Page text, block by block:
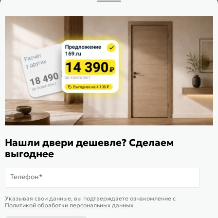
В корзину-30 024 ₽ Купить в 1 клик
Стать дилером
Расскажите о нас
Поделиться
Оцените магазин
ИКС 1340
© 2010—2026 Склад Дверей 169.RU
Пользовательское соглашение
Политика обработки персональных данных
Нашли двери дешевле? Сделаем
выгоднее
Телефон*
Указывая свои данные, вы подтверждаете ознакомление c
Политикой обработки персональных данных.